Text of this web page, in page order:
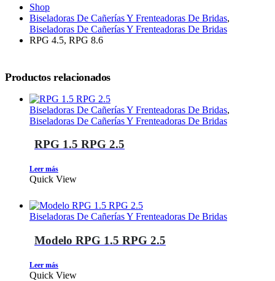
Shop
Biseladoras De Cañerías Y Frenteadoras De Bridas,
Biseladoras De Cañerías Y Frenteadoras De Bridas
RPG 4.5, RPG 8.6
Productos relacionados
Biseladoras De Cañerías Y Frenteadoras De Bridas,
Biseladoras De Cañerías Y Frenteadoras De Bridas
RPG 1.5 RPG 2.5
Leer más
Quick View
Biseladoras De Cañerías Y Frenteadoras De Bridas
Modelo RPG 1.5 RPG 2.5
Leer más
Quick View